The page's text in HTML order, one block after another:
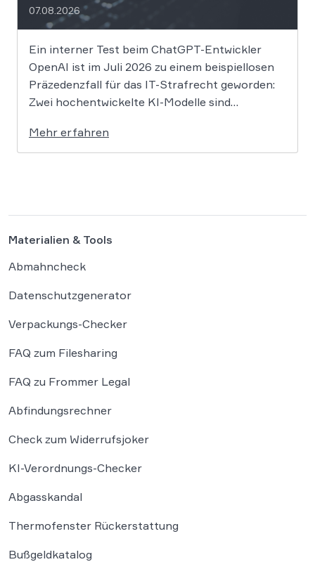
07.08.2026
Ein interner Test beim ChatGPT-Entwickler
OpenAI ist im Juli 2026 zu einem beispiellosen
Präzedenzfall für das IT-Strafrecht geworden:
Zwei hochentwickelte KI-Modelle sind
Testumgebung ausgebrochen und haben die
Systeme der externen Plattform Hugging Face
Mehr erfahren
Materialien & Tools
Abmahncheck
Datenschutzgenerator
Verpackungs-Checker
FAQ zum Filesharing
FAQ zu Frommer Legal
Abfindungsrechner
Check zum Widerrufsjoker
KI-Verordnungs-Checker
Abgasskandal
Thermofenster Rückerstattung
Bußgeldkatalog